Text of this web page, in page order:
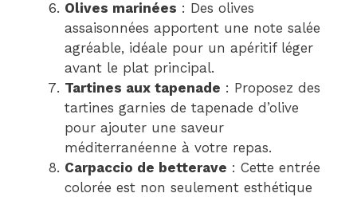
Olives marinées : Des olives
assaisonnées apportent une note salée
agréable, idéale pour un apéritif léger
avant le plat principal.
Tartines aux tapenade : Proposez des
tartines garnies de tapenade d’olive
pour ajouter une saveur
méditerranéenne à votre repas.
Carpaccio de betterave : Cette entrée
colorée est non seulement esthétique